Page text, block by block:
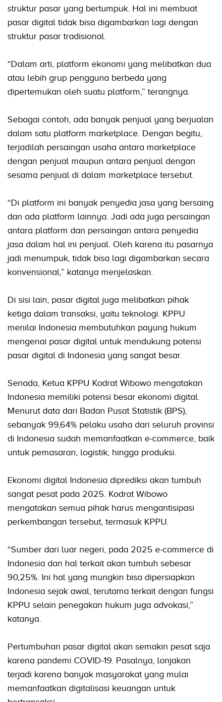
struktur pasar yang bertumpuk. Hal ini membuat
pasar digital tidak bisa digambarkan lagi dengan
struktur pasar tradisional.
“Dalam arti, platform ekonomi yang melibatkan dua
atau lebih grup pengguna berbeda yang
dipertemukan oleh suatu platform,” terangnya.
Sebagai contoh, ada banyak penjual yang berjualan
dalam satu platform marketplace. Dengan begitu,
terjadilah persaingan usaha antara marketplace
dengan penjual maupun antara penjual dengan
sesama penjual di dalam marketplace tersebut.
“Di platform ini banyak penyedia jasa yang bersaing
dan ada platform lainnya. Jadi ada juga persaingan
antara platform dan persaingan antara penyedia
jasa dalam hal ini penjual. Oleh karena itu pasarnya
jadi menumpuk, tidak bisa lagi digambarkan secara
konvensional,” katanya menjelaskan.
Di sisi lain, pasar digital juga melibatkan pihak
ketiga dalam transaksi, yaitu teknologi. KPPU
menilai Indonesia membutuhkan payung hukum
mengenai pasar digital untuk mendukung potensi
pasar digital di Indonesia yang sangat besar.
Senada, Ketua KPPU Kodrat Wibowo mengatakan
Indonesia memiliki potensi besar ekonomi digital.
Menurut data dari Badan Pusat Statistik (BPS),
sebanyak 99,64% pelaku usaha dari seluruh provinsi
di Indonesia sudah memanfaatkan e-commerce, baik
untuk pemasaran, logistik, hingga produksi.
Ekonomi digital Indonesia diprediksi akan tumbuh
sangat pesat pada 2025. Kodrat Wibowo
mengatakan semua pihak harus mengantisipasi
perkembangan tersebut, termasuk KPPU.
“Sumber dari luar negeri, pada 2025 e-commerce di
Indonesia dan hal terkait akan tumbuh sebesar
90,25%. Ini hal yang mungkin bisa dipersiapkan
Indonesia sejak awal, terutama terkait dengan fungsi
KPPU selain penegakan hukum juga advokasi,”
katanya.
Pertumbuhan pasar digital akan semakin pesat saja
karena pandemi COVID-19. Pasalnya, lonjakan
terjadi karena banyak masyarakat yang mulai
memanfaatkan digitalisasi keuangan untuk